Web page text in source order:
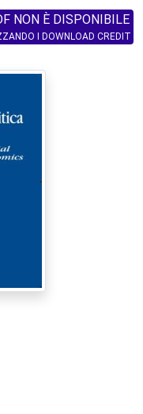
NON È DISPONIBILE
I DOWNLOAD CREDIT